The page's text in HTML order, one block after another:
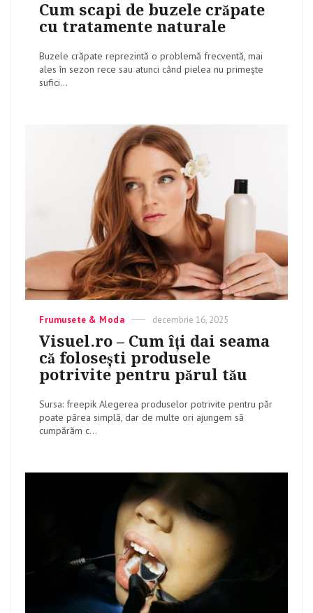
Cum scapi de buzele crăpate
cu tratamente naturale
Buzele crăpate reprezintă o problemă frecventă, mai
ales în sezon rece sau atunci când pielea nu primește
sufici...
Categories
Frumusete & Moda
Posted
decembrie 16, 2025
Visuel.ro – Cum îți dai seama
că folosești produsele
potrivite pentru părul tău
Sursa: freepik Alegerea produselor potrivite pentru păr
poate părea simplă, dar de multe ori ajungem să
cumpărăm c...